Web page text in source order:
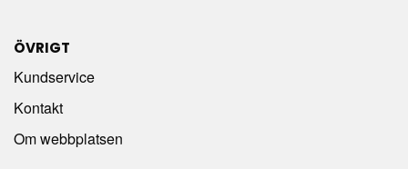
ÖVRIGT
Kundservice
Kontakt
Om webbplatsen